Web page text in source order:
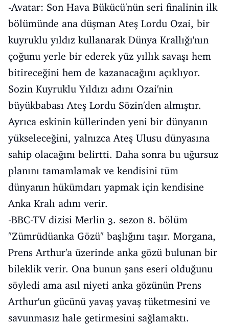
-Avatar: Son Hava Bükücü'nün seri finalinin ilk
bölümünde ana düşman Ateş Lordu Ozai, bir
kuyruklu yıldız kullanarak Dünya Krallığı'nın
çoğunu yerle bir ederek yüz yıllık savaşı hem
bitireceğini hem de kazanacağını açıklıyor.
Sozin Kuyruklu Yıldızı adını Ozai'nin
büyükbabası Ateş Lordu Sözin'den almıştır.
Ayrıca eskinin küllerinden yeni bir dünyanın
yükseleceğini, yalnızca Ateş Ulusu dünyasına
sahip olacağını belirtti. Daha sonra bu uğursuz
planını tamamlamak ve kendisini tüm
dünyanın hükümdarı yapmak için kendisine
Anka Kralı adını verir.
-BBC-TV dizisi Merlin 3. sezon 8. bölüm
"Zümrüdüanka Gözü" başlığını taşır. Morgana,
Prens Arthur'a üzerinde anka gözü bulunan bir
bileklik verir. Ona bunun şans eseri olduğunu
söyledi ama asıl niyeti anka gözünün Prens
Arthur'un gücünü yavaş yavaş tüketmesini ve
savunmasız hale getirmesini sağlamaktı.